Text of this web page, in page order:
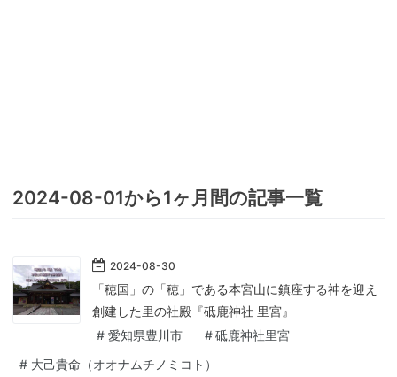
2024-08-01から1ヶ月間の記事一覧
2024-08-30
「穂国」の「穂」である本宮山に鎮座する神を迎え
創建した里の社殿『砥鹿神社 里宮』
# 愛知県豊川市 # 砥鹿神社里宮
# 大己貴命（オオナムチノミコト）